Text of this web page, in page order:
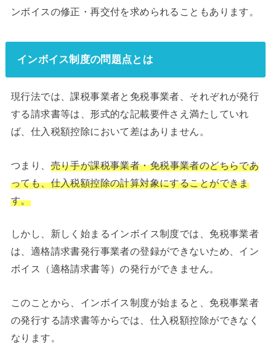
ンボイスの修正・再交付を求められることもあります。
インボイス制度の問題点とは
現行法では、課税事業者と免税事業者、それぞれが発行
する請求書等は、形式的な記載要件さえ満たしていれ
ば、仕入税額控除において差はありません。
つまり、 売り手が課税事業者・免税事業者のどちらであ
っても、仕入税額控除の計算対象にすることができま
す。
しかし、新しく始まるインボイス制度では、免税事業者
は、適格請求書発行事業者の登録ができないため、イン
ボイス（適格請求書等）の発行ができません。
このことから、インボイス制度が始まると、免税事業者
の発行する請求書等からでは、仕入税額控除ができなく
なります。